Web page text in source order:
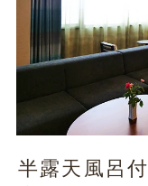
半露天風呂付